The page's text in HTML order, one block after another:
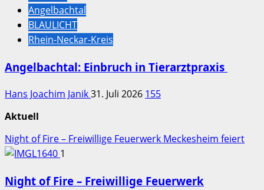
Angelbachtal
BLAULICHT
Rhein-Neckar-Kreis
Angelbachtal: Einbruch in Tierarztpraxis
Hans Joachim Janik31. Juli 2026 155
Aktuell
Night of Fire – Freiwillige Feuerwerk Meckesheim feiert
1
Night of Fire – Freiwillige Feuerwerk